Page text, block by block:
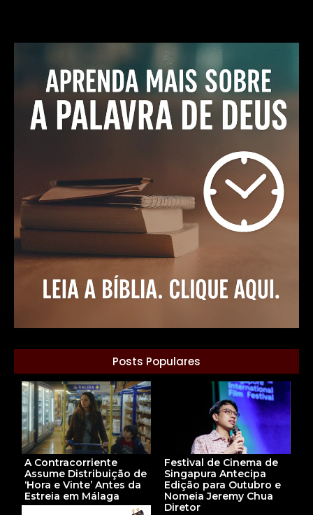
Posts Populares
A Contracorriente
Assume Distribuição de
‘Hora e Vinte’ Antes da
Estreia em Málaga
Festival de Cinema de
Singapura Antecipa
Edição para Outubro e
Nomeia Jeremy Chua
Diretor